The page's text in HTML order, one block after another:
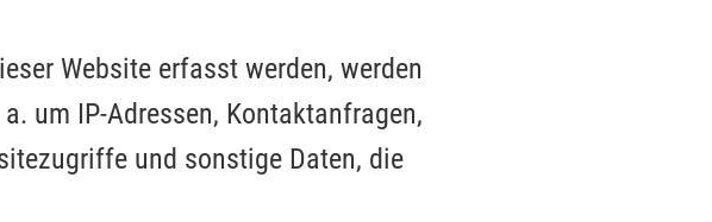
Website erfasst werden, werden
um IP-Adressen, Kontaktanfragen,
und sonstige Daten, die